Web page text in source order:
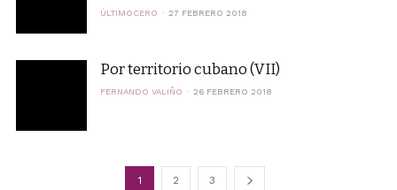
ÚLTIMOCERO 27 FEBRERO 2018
Por territorio cubano (VII)
FERNANDO VALIÑO 26 FEBRERO 2018
1 2 3